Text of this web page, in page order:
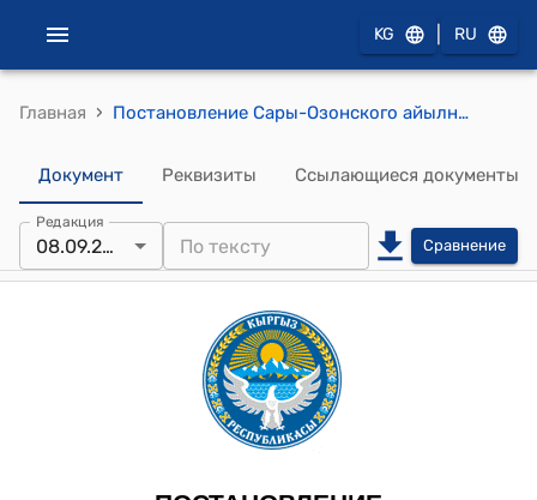
KG RU
Главная › Постановление Сары-Озонского айылного кенеша Сары-Озонского айылного аймака от 8 сентября 2025 года № 01-7/66 "О предоставлении согласия на утверждение схемы и проекта планировки земельного участка по адресу: село Ближний Арал, улица Картанбаева №152, гражданину Джунушеву Нурдину Мелисовичу"
Документ Реквизиты Ссылающиеся документы
Редакция
08.09.2025 Сравнение